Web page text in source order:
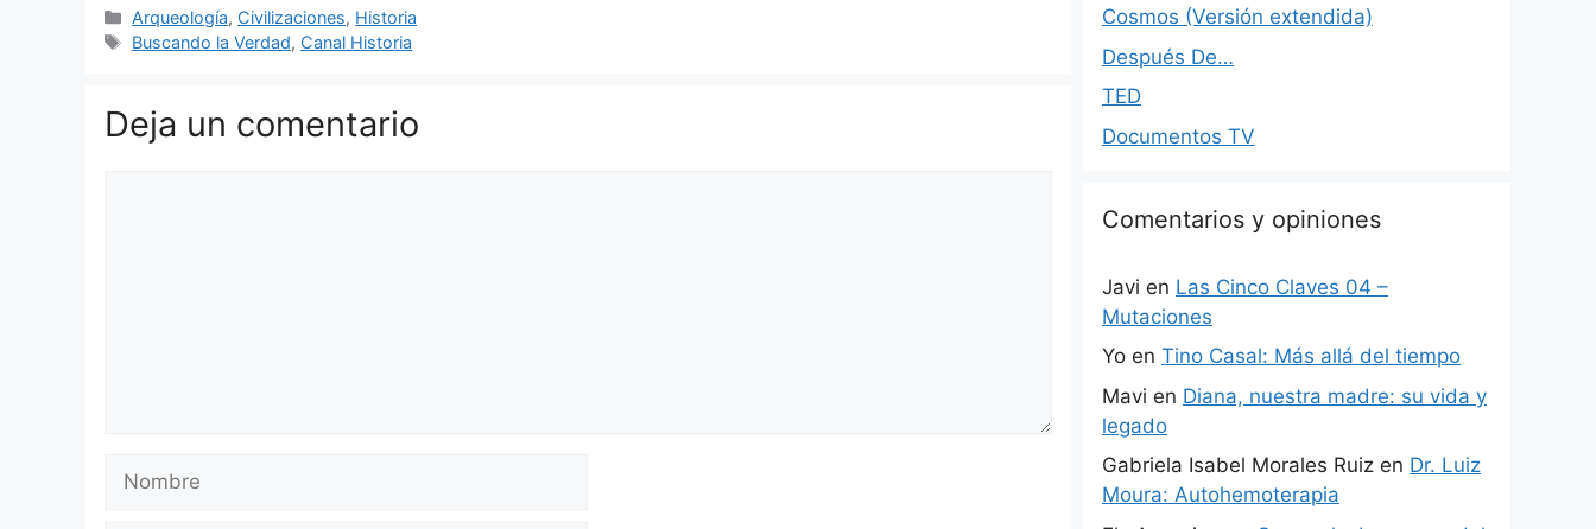
Categorías
Arqueología, Civilizaciones, Historia
Etiquetas
Buscando la Verdad, Canal Historia
Deja un comentario
Nombre
Cosmos (Versión extendida)
Después De…
TED
Documentos TV
Comentarios y opiniones
Javi en Las Cinco Claves 04 –
Mutaciones
Yo en Tino Casal: Más allá del tiempo
Mavi en Diana, nuestra madre: su vida y
legado
Gabriela Isabel Morales Ruiz en Dr. Luiz
Moura: Autohemoterapia